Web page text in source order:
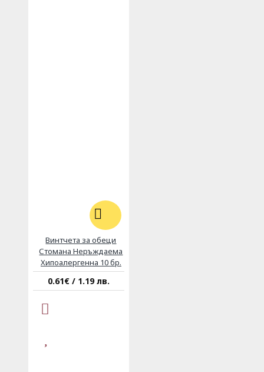
Винтчета за обеци
Стомана Неръждаема
Хипоалергенна 10 бр.
0.61€ / 1.19 лв.